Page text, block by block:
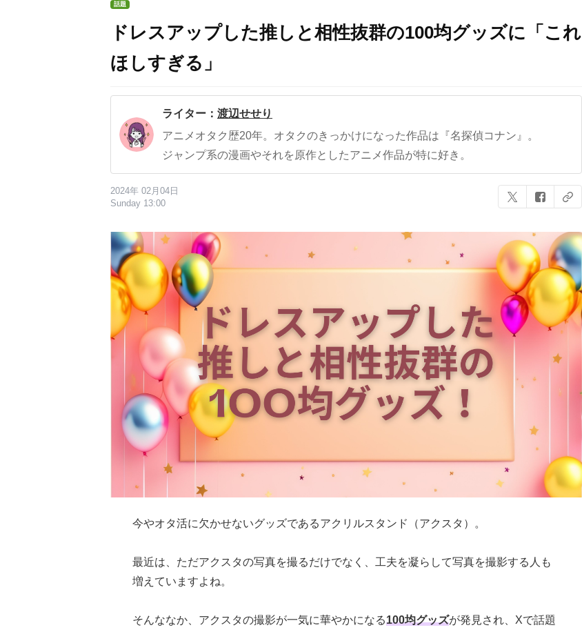
話題
ドレスアップした推しと相性抜群の100均グッズに「これ
ほしすぎる」
ライター： 渡辺せせり
アニメオタク歴20年。オタクのきっかけになった作品は『名探偵コナン』。
ジャンプ系の漫画やそれを原作としたアニメ作品が特に好き。
2024年 02月04日
Sunday 13:00
今やオタ活に欠かせないグッズであるアクリルスタンド（アクスタ）。
最近は、ただアクスタの写真を撮るだけでなく、工夫を凝らして写真を撮影する人も
増えていますよね。
そんななか、アクスタの撮影が一気に華やかになる100均グッズが発見され、Xで話題